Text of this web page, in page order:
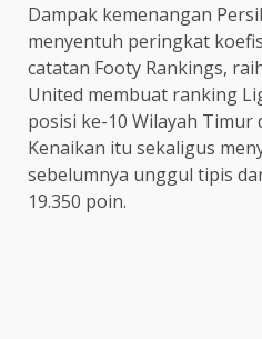
Dampak kemenangan
menyentuh peringkat
catatan Footy Rankings,
United membuat ranking
posisi ke-10 Wilayah Timur
Kenaikan itu sekaligus
sebelumnya unggul tipis
19.350 poin.